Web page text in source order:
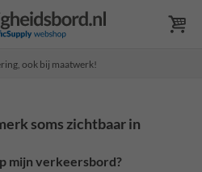
ook bij maatwerk!
soms zichtbaar in
mijn verkeersbord?